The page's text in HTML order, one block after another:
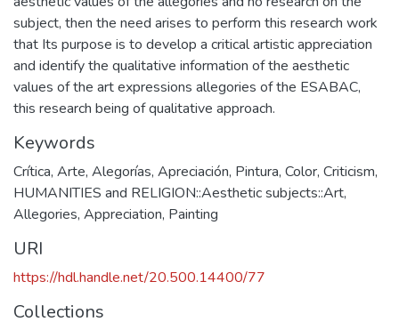
subject, then the need arises to perform this research work
that Its purpose is to develop a critical artistic appreciation
and identify the qualitative information of the aesthetic
values of the art expressions allegories of the ESABAC,
this research being of qualitative approach.
Keywords
Crítica, Arte, Alegorías, Apreciación, Pintura, Color, Criticism,
HUMANITIES and RELIGION::Aesthetic subjects::Art,
Allegories, Appreciation, Painting
URI
https://hdl.handle.net/20.500.14400/77
Collections